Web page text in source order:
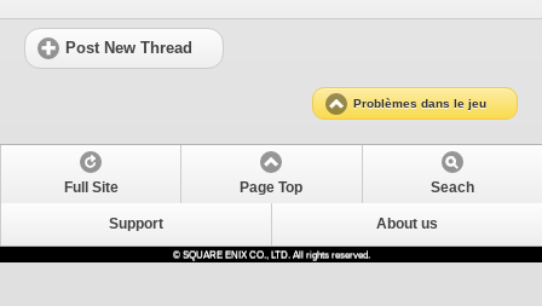
Post New Thread
Problèmes dans le jeu
Full Site Page Top Seach
Support About us
© SQUARE ENIX CO., LTD. All rights reserved.